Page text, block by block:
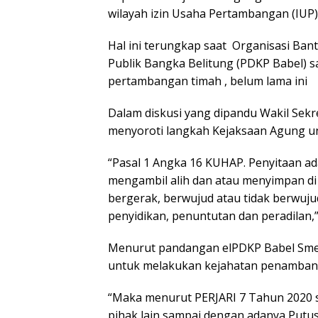
wilayah izin Usaha Pertambangan
Hal ini terungkap saat Organisasi
Publik Bangka Belitung (PDKP
pertambangan timah , belum lama ini
Dalam diskusi yang dipandu Wakil
menyoroti langkah Kejaksaan Agung
“Pasal 1 Angka 16 KUHAP. Penyitaan
mengambil alih dan atau menyimpan
bergerak, berwujud atau tidak
penyidikan, penuntutan dan
Menurut pandangan elPDKP Babel
untuk melakukan kejahatan
“Maka menurut PERJARI 7 Tahun